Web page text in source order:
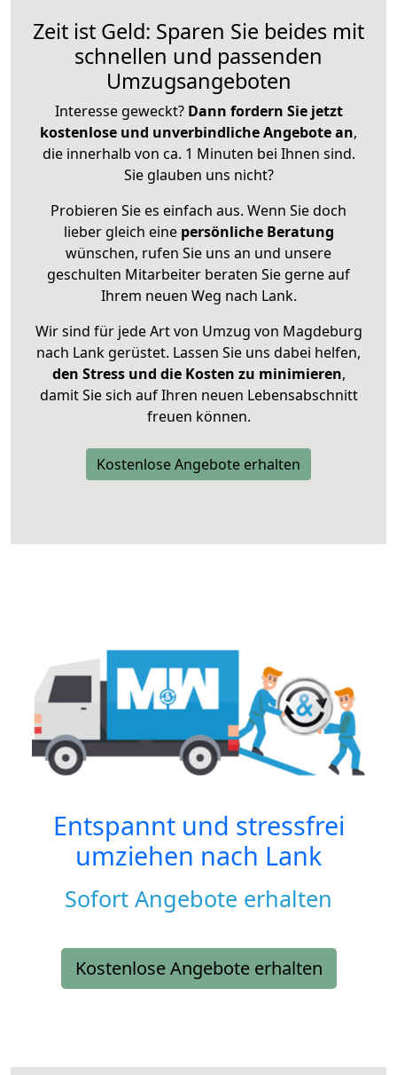
Zeit ist Geld: Sparen Sie beides mit
schnellen und passenden
Umzugsangeboten
Interesse geweckt? Dann fordern Sie jetzt
kostenlose und unverbindliche Angebote an,
die innerhalb von ca. 1 Minuten bei Ihnen sind.
Sie glauben uns nicht?
Probieren Sie es einfach aus. Wenn Sie doch
lieber gleich eine persönliche Beratung
wünschen, rufen Sie uns an und unsere
geschulten Mitarbeiter beraten Sie gerne auf
Ihrem neuen Weg nach Lank.
Wir sind für jede Art von Umzug von Magdeburg
nach Lank gerüstet. Lassen Sie uns dabei helfen,
den Stress und die Kosten zu minimieren,
damit Sie sich auf Ihren neuen Lebensabschnitt
freuen können.
Kostenlose Angebote erhalten
Entspannt und stressfrei
umziehen nach Lank
Sofort Angebote erhalten
Kostenlose Angebote erhalten